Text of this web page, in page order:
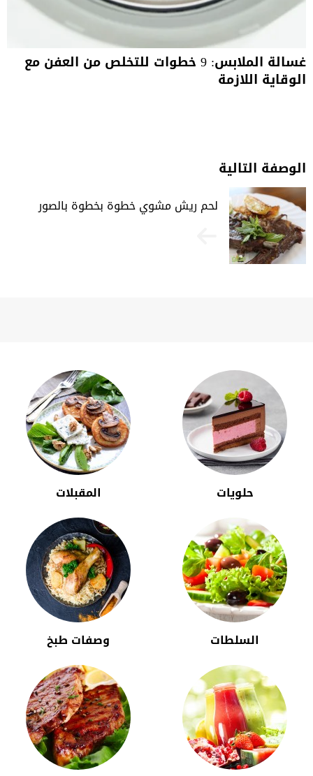
غسالة الملابس: 9 خطوات للتخلص من العفن مع
الوقاية اللازمة
الوصفة التالية
لحم ريش مشوي خطوة بخطوة بالصور
حلويات المقبلات
السلطات وصفات طبخ